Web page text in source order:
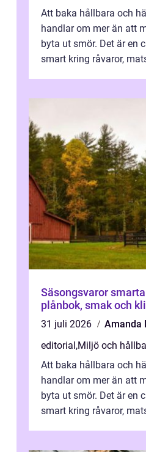
Att baka hållbara och
handlar om mer än att
byta ut smör. Det är en
smart kring råvaror,
Säsongsvaror smartare matval för
plånbok, smak och
31 juli 2026
Amanda
editorial,Miljö och
Att baka hållbara och
handlar om mer än att
byta ut smör. Det är en
smart kring råvaror,